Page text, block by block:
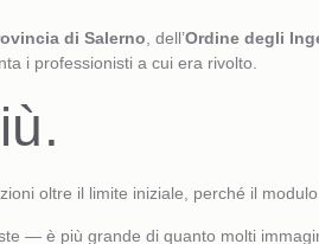
di Salerno , dell’Ordine degli
i professionisti a cui era rivolto.
oltre il limite iniziale, perché il
— è più grande di quanto molti